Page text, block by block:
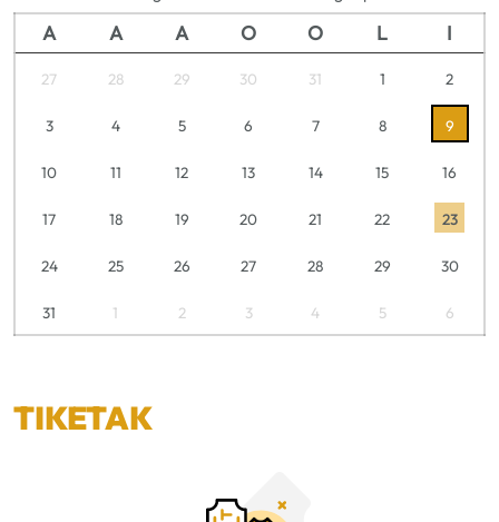
A A A O O L I
27 28 29 30 31 1 2
3 4 5 6 7 8 9
10 11 12 13 14 15 16
17 18 19 20 21 22 23
24 25 26 27 28 29 30
31 1 2 3 4 5 6
TIKETAK